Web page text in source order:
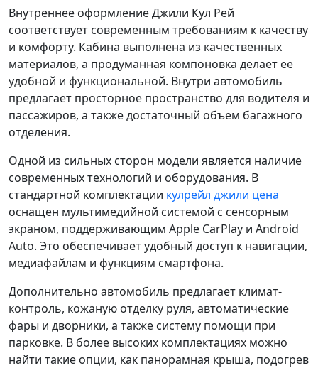
Внутреннее оформление Джили Кул Рей
соответствует современным требованиям к качеству
и комфорту. Кабина выполнена из качественных
материалов, а продуманная компоновка делает ее
удобной и функциональной. Внутри автомобиль
предлагает просторное пространство для водителя и
пассажиров, а также достаточный объем багажного
отделения.
Одной из сильных сторон модели является наличие
современных технологий и оборудования. В
стандартной комплектации кулрейл джили цена
оснащен мультимедийной системой с сенсорным
экраном, поддерживающим Apple CarPlay и Android
Auto. Это обеспечивает удобный доступ к навигации,
медиафайлам и функциям смартфона.
Дополнительно автомобиль предлагает климат-
контроль, кожаную отделку руля, автоматические
фары и дворники, а также систему помощи при
парковке. В более высоких комплектациях можно
найти такие опции, как панорамная крыша, подогрев